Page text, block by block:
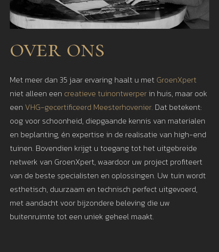
over ons
Met meer dan 35 jaar ervaring haalt u met GroenXpert
niet alleen een creatieve tuinontwerper in huis, maar ook
een VHG-gecertificeerd Meesterhovenier. Dat betekent:
oog voor schoonheid, diepgaande kennis van materialen
en beplanting, én expertise in de realisatie van high-end
tuinen. Bovendien krijgt u toegang tot het uitgebreide
netwerk van GroenXpert, waardoor uw project profiteert
van de beste specialisten en oplossingen. Uw tuin wordt
esthetisch, duurzaam en technisch perfect uitgevoerd,
met aandacht voor bijzondere beleving die uw
buitenruimte tot een uniek geheel maakt.